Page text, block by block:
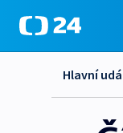
Hlavní